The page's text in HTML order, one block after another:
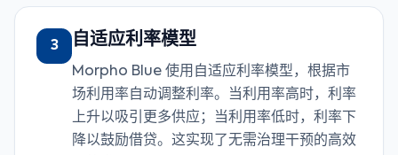
3 自适应利率模型
Morpho Blue 使用自适应利率模型，根据市
场利用率自动调整利率。当利用率高时，利率
上升以吸引更多供应；当利用率低时，利率下
降以鼓励借贷。这实现了无需治理干预的高效